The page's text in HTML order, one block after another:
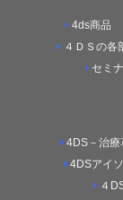
4ds商品
４ＤＳの各
セミ
4DS－治
4DSアイ
４